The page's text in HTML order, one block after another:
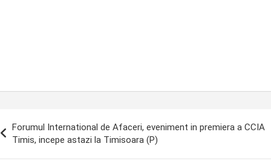
Forumul International de Afaceri, eveniment in premiera a CCIA
Timis, incepe astazi la Timisoara (P)